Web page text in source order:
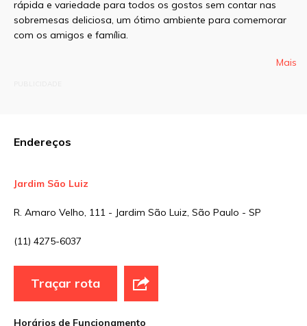
*
rápida e variedade para todos os gostos sem contar nas
sobremesas deliciosa, um ótimo ambiente para comemorar
com os amigos e família.
Mais
Endereços
Jardim São Luiz
R. Amaro Velho, 111 - Jardim São Luiz, São Paulo - SP
(11) 4275-6037
Traçar rota
Horários de Funcionamento